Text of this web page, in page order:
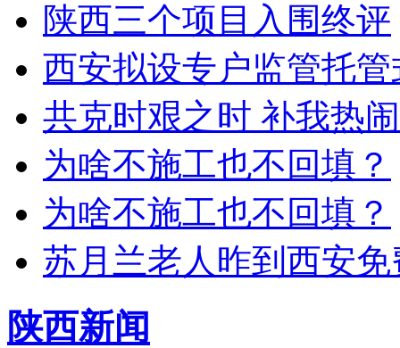
陕西三个项目入围终评
西安拟设专户监管托
共克时艰之时 补我热
为啥不施工也不回填？
为啥不施工也不回填？
苏月兰老人昨到西安
陕西新闻